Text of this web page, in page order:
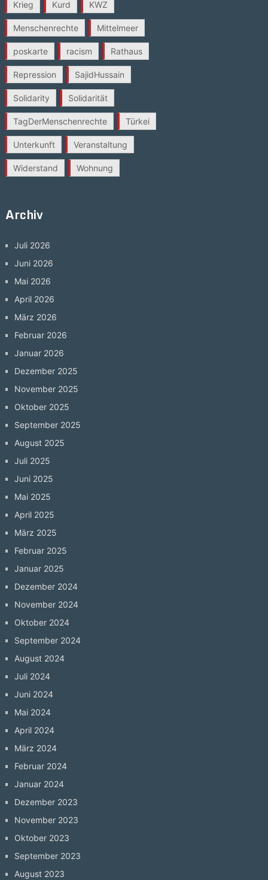
Krieg Kurd KWZ
Menschenrechte Mittelmeer
poskarte racism Rathaus
Repression SajidHussain
Solidarity Solidarität
TagDerMenschenrechte Türkei
Unterkunft Veranstaltung
Widerstand Wohnung
Archiv
Juli 2026
Juni 2026
Mai 2026
April 2026
März 2026
Februar 2026
Januar 2026
Dezember 2025
November 2025
Oktober 2025
September 2025
August 2025
Juli 2025
Juni 2025
Mai 2025
April 2025
März 2025
Februar 2025
Januar 2025
Dezember 2024
November 2024
Oktober 2024
September 2024
August 2024
Juli 2024
Juni 2024
Mai 2024
April 2024
März 2024
Februar 2024
Januar 2024
Dezember 2023
November 2023
Oktober 2023
September 2023
August 2023